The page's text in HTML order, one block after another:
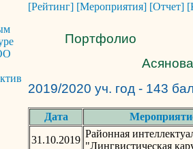
[Рейтинг] [Мероприятия] [Отчет]
Портфолио
2019/2020 уч. год - 143
Дата
31.10.2019
Районная
"Лингвистическая